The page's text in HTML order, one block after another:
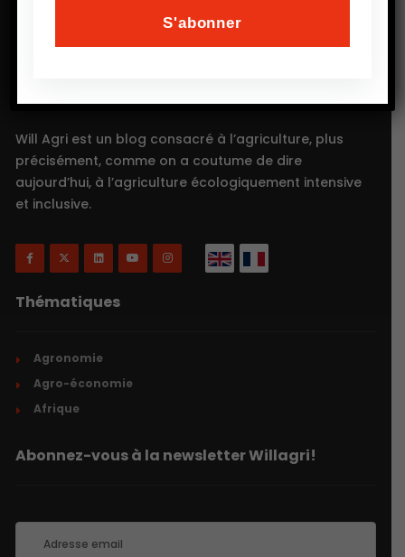
Will Agri est un blog consacré à l’agriculture, plus
précisément, comme on a coutume de dire
aujourd’hui, à l’agriculture écologiquement intensive
et inclusive.
Thématiques
Agronomie
Agro-économie
Afrique
Abonnez-vous à la newsletter Willagri!